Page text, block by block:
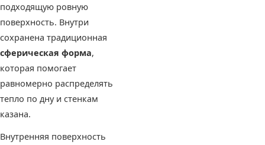
подходящую ровную
поверхность. Внутри
сохранена традиционная
сферическая форма,
которая помогает
равномерно распределять
тепло по дну и стенкам
казана.
Внутренняя поверхность